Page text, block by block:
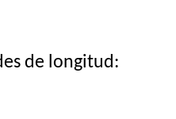
de longitud: